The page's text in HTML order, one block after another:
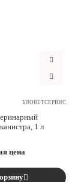
БИОВЕТСЕРВИС
1 л
цена